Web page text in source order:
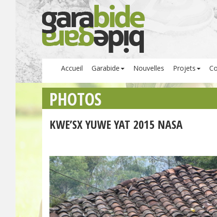
Accueil Garabide Nouvelles Projets
PHOTOS
KWE’SX YUWE YAT 2015 NASA